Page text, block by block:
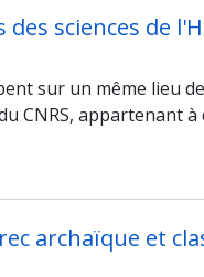
sciences de
sur un même lieu
CNRS, appartenant
archaïque et